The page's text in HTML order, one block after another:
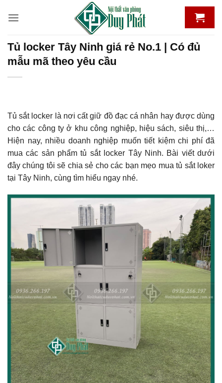
qua
dungTủ locker Tây Ninh giá rẻ No.1 | Có đủ
mẫu mã theo yêu cầu
Tủ sắt locker là nơi cất giữ đồ đạc cá nhân hay được dùng
cho các công ty ở khu công nghiệp, hiệu sách, siêu thị,…
Hiện nay, nhiều doanh nghiệp muốn tiết kiệm chi phí đã
mua các sản phẩm tủ sắt locker Tây Ninh. Bài viết dưới
đây chúng tôi sẽ chia sẻ cho các bạn mẹo mua tủ sắt loker
tại Tây Ninh, cùng tìm hiểu ngay nhé.